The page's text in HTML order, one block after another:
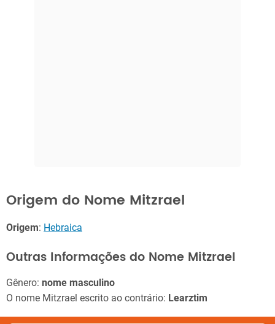
Origem do Nome Mitzrael
Origem: Hebraica
Outras Informações do Nome Mitzrael
Gênero: nome masculino
O nome Mitzrael escrito ao contrário: Learztim